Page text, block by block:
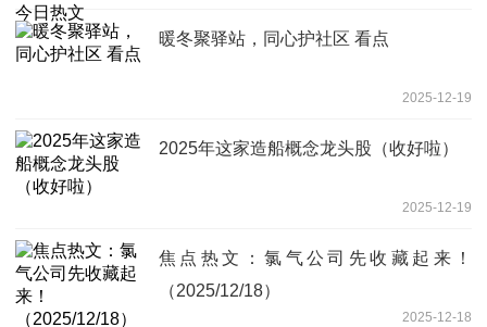
暖冬聚驿站，同心护社区 看点
2025-12-19
2025年这家造船概念龙头股（收好啦）
2025-12-19
焦点热文：氯气公司先收藏起来！
（2025/12/18）
2025-12-18